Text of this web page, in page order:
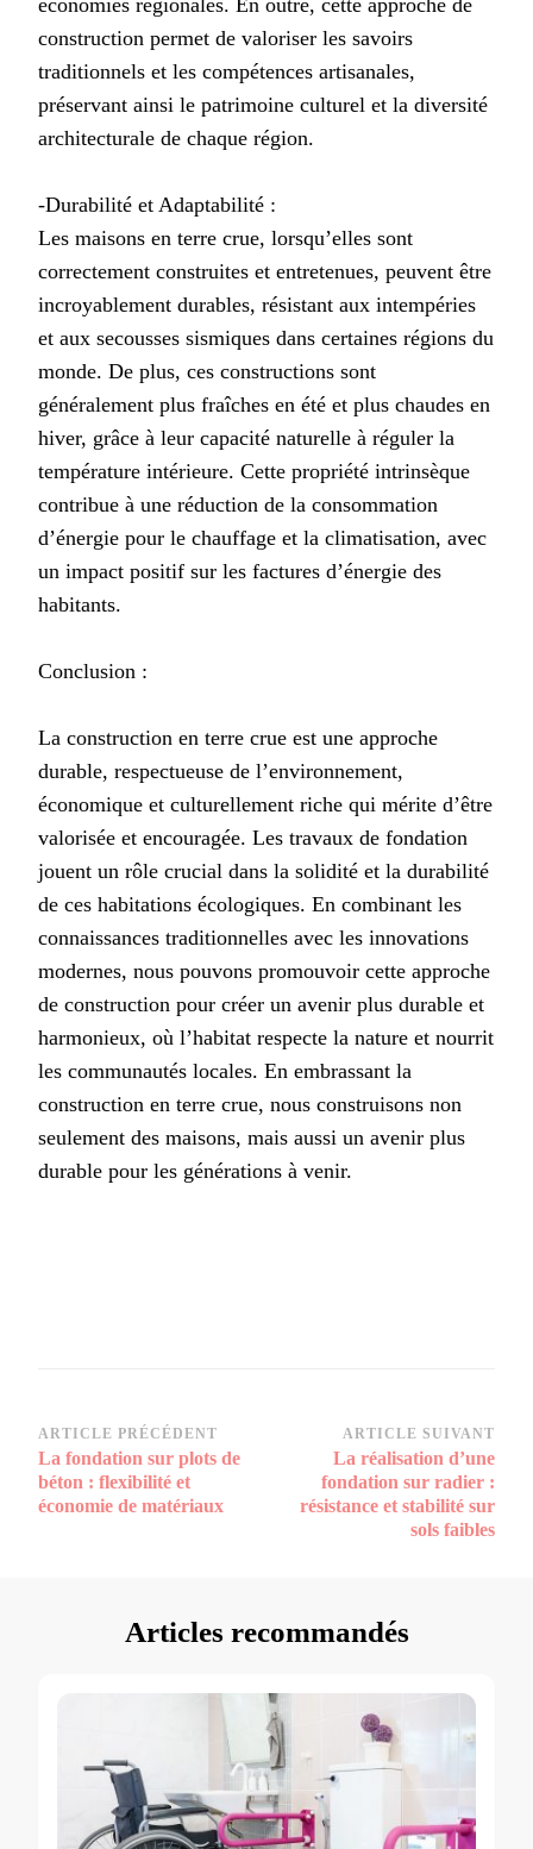
construction permet de valoriser les savoirs
traditionnels et les compétences artisanales,
préservant ainsi le patrimoine culturel et la diversité
architecturale de chaque région.
-Durabilité et Adaptabilité :
Les maisons en terre crue, lorsqu’elles sont
correctement construites et entretenues, peuvent être
incroyablement durables, résistant aux intempéries
et aux secousses sismiques dans certaines régions du
monde. De plus, ces constructions sont
généralement plus fraîches en été et plus chaudes en
hiver, grâce à leur capacité naturelle à réguler la
température intérieure. Cette propriété intrinsèque
contribue à une réduction de la consommation
d’énergie pour le chauffage et la climatisation, avec
un impact positif sur les factures d’énergie des
habitants.
Conclusion :
La construction en terre crue est une approche
durable, respectueuse de l’environnement,
économique et culturellement riche qui mérite d’être
valorisée et encouragée. Les travaux de fondation
jouent un rôle crucial dans la solidité et la durabilité
de ces habitations écologiques. En combinant les
connaissances traditionnelles avec les innovations
modernes, nous pouvons promouvoir cette approche
de construction pour créer un avenir plus durable et
harmonieux, où l’habitat respecte la nature et nourrit
les communautés locales. En embrassant la
construction en terre crue, nous construisons non
seulement des maisons, mais aussi un avenir plus
durable pour les générations à venir.
Navigation
d’article
ARTICLE PRÉCÉDENT
La fondation sur plots de
béton : flexibilité et
économie de matériaux
ARTICLE SUIVANT
La réalisation d’une
fondation sur radier :
résistance et stabilité sur
sols faibles
Articles recommandés